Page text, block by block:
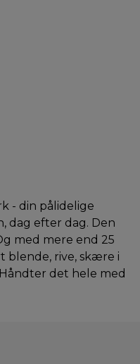
- din pålidelige
dag efter dag. Den
med mere end 25
blende, rive, skære i
det hele med